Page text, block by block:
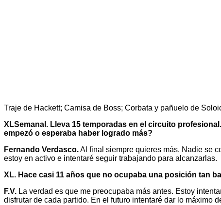
Traje de Hackett; Camisa de Boss; Corbata y pañuelo de
XLSemanal. Lleva 15 temporadas en el circuito
empezó o esperaba haber logrado más?
Fernando Verdasco.Al final siempre quieres más. Nadie se
estoy en activo e intentaré seguir trabajando para alcanzarlas.
XL. Hace casi 11 años que no ocupaba una posición tan
F.V. La verdad es que me preocupaba más antes. Estoy
disfrutar de cada partido. En el futuro intentaré dar lo máximo